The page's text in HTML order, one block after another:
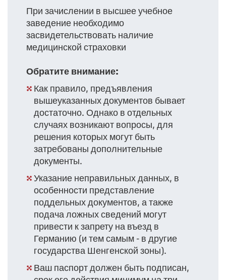
При зачислении в высшее учебное
заведение необходимо
засвидетельствовать наличие
медицинской страховки
Обратите внимание:
Как правило, предъявления
вышеуказанных документов бывает
достаточно. Однако в отдельных
случаях возникают вопросы, для
решения которых могут быть
затребованы дополнительные
документы.
Указание неправильных данных, в
особенности представление
поддельных документов, а также
подача ложных сведений могут
привести к запрету на въезд в
Германию (и тем самым - в другие
государства Шенгенской зоны).
Ваш паспорт должен быть подписан,